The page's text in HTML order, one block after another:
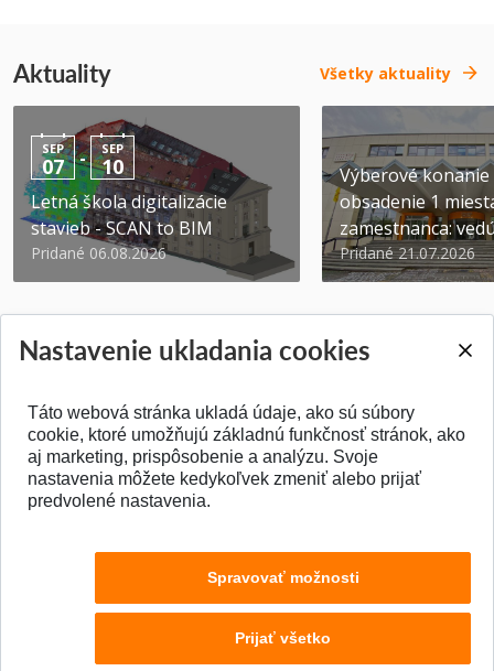
Aktuality Všetky aktuality
SEP
07 - SEP
10
Letná škola digitalizácie
stavieb - SCAN to BIM
Pridané 06.08.2026
Výberové konanie
obsadenie 1
zamestnanca:
Pridané 21.07.2026
SPÄŤ NA VRCH
Nastavenie ukladania cookies
Táto webová stránka ukladá údaje, ako sú súbory
cookie, ktoré umožňujú základnú funkčnosť stránok, ako
aj marketing, prispôsobenie a analýzu. Svoje
nastavenia môžete kedykoľvek zmeniť alebo prijať
predvolené nastavenia.
Spravovať možnosti
Prijať všetko